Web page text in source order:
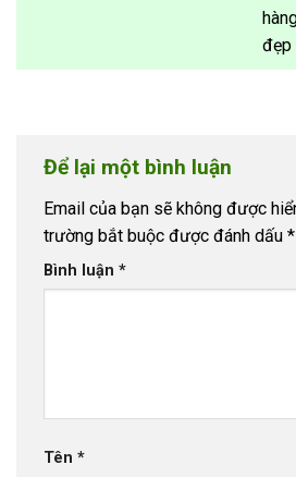
đẹp
Để lại một bình luận
Email của bạn sẽ không được
trường bắt buộc được đánh dấu *
Bình luận *
Tên *